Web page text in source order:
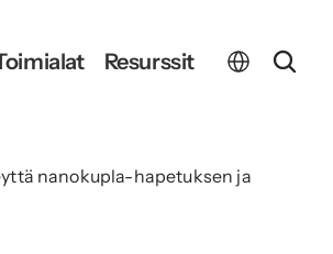
Resurssit
nanokupla-hapetuksen ja